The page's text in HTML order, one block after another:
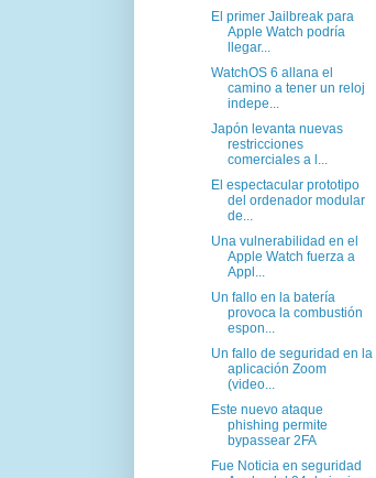
El primer Jailbreak para
Apple Watch podría
llegar...
WatchOS 6 allana el
camino a tener un reloj
indepe...
Japón levanta nuevas
restricciones
comerciales a l...
El espectacular prototipo
del ordenador modular
de...
Una vulnerabilidad en el
Apple Watch fuerza a
Appl...
Un fallo en la batería
provoca la combustión
espon...
Un fallo de seguridad en la
aplicación Zoom
(video...
Este nuevo ataque
phishing permite
bypassear 2FA
Fue Noticia en seguridad